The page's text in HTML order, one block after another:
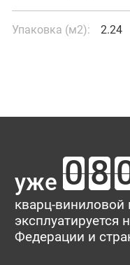
Упаковка (м2): 2.24
Тип укладки
Тофино
Ваш отзыв поможет
делитесь опытом!
Рейтинг:
уже
кварц-виниловой
эксплуатируется
Федерации и